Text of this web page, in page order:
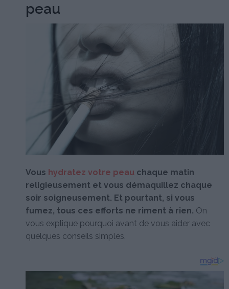
peau
Vous hydratez votre peau chaque matin
religieusement et vous démaquillez chaque
soir soigneusement. Et pourtant, si vous
fumez, tous ces efforts ne riment à rien. On
vous explique pourquoi avant de vous aider avec
quelques conseils simples.